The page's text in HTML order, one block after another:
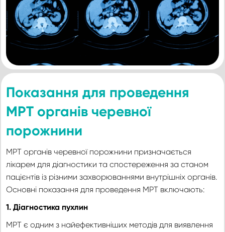
Показання для проведення
МРТ органів черевної
порожнини
МРТ органів черевної порожнини призначається
лікарем для діагностики та спостереження за станом
пацієнтів із різними захворюваннями внутрішніх органів.
Основні показання для проведення МРТ включають:
1. Діагностика пухлин
МРТ є одним з найефективніших методів для виявлення